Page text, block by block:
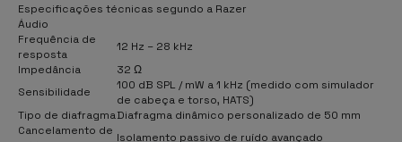
Especificações técnicas segundo a Razer
Áudio
Frequência de
resposta
12 Hz – 28 kHz
Impedância
32 Ω
Sensibilidade
100 dB SPL / mW a 1 kHz (medido com simulador
de cabeça e torso, HATS)
Tipo de diafragmaDiafragma dinâmico personalizado de 50 mm
Cancelamento de Isolamento passivo de ruído avançado